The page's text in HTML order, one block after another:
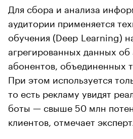
Для сбора и анализа
аудитории применяется
обучения (Deep Learning)
агрегированных данных об
абонентов, объединенных
При этом используется
то есть рекламу увидят
боты — свыше 50 млн
клиентов, отмечает эксперт.